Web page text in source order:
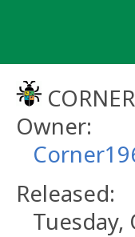
Owner:
Released:
Tuesday,